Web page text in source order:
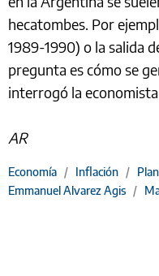
hecatombes. Por
1989-1990) o la salida
pregunta es cómo se
interrogó la
AR
Economía / Inflación /
Emmanuel Alvarez Agis /